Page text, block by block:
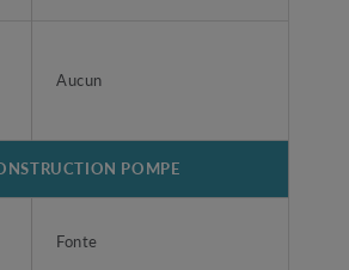
Aucun
POMPE
Fonte